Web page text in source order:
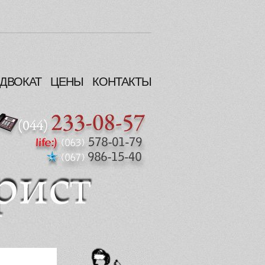
ЦЕНЫ КОНТАКТЫ